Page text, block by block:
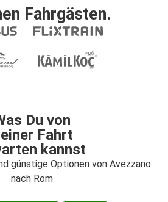
Fahrgästen.
Du von
Fahrt
kannst
günstige Optionen von Avezzano
nach Rom